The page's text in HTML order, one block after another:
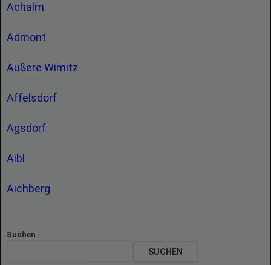
Achalm
Admont
Äußere Wimitz
Affelsdorf
Agsdorf
Aibl
Aichberg
Suchen
SUCHEN